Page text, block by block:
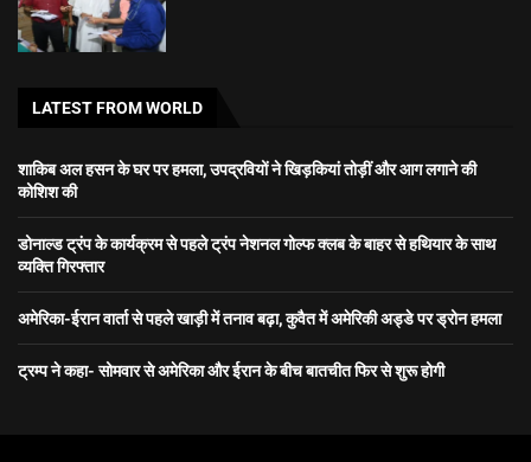
LATEST FROM WORLD
शाकिब अल हसन के घर पर हमला, उपद्रवियों ने खिड़कियां तोड़ीं और आग लगाने की
कोशिश की
डोनाल्ड ट्रंप के कार्यक्रम से पहले ट्रंप नेशनल गोल्फ क्लब के बाहर से हथियार के साथ
व्यक्ति गिरफ्तार
अमेरिका-ईरान वार्ता से पहले खाड़ी में तनाव बढ़ा, कुवैत में अमेरिकी अड्डे पर ड्रोन हमला
ट्रम्प ने कहा- सोमवार से अमेरिका और ईरान के बीच बातचीत फिर से शुरू होगी